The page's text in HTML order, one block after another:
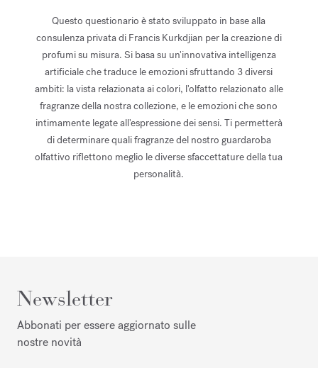
Questo questionario è stato sviluppato in base alla
consulenza privata di Francis Kurkdjian per la creazione di
profumi su misura. Si basa su un'innovativa intelligenza
artificiale che traduce le emozioni sfruttando 3 diversi
ambiti: la vista relazionata ai colori, l'olfatto relazionato alle
fragranze della nostra collezione, e le emozioni che sono
intimamente legate all'espressione dei sensi. Ti permetterà
di determinare quali fragranze del nostro guardaroba
olfattivo riflettono meglio le diverse sfaccettature della tua
personalità.
Newsletter
Abbonati per essere aggiornato sulle
nostre novità